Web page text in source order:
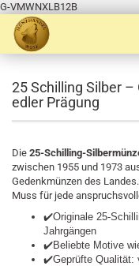
G-VMWNXLB12B
25 Schilling Silber
edler Prägung
Die 25-Schilling-
zwischen 1955 und 1973
Gedenkmünzen des
Muss für jede
✔️Originale 25-
Jahrgängen
✔️Beliebte Motive
✔️Geprüfte Qualität: